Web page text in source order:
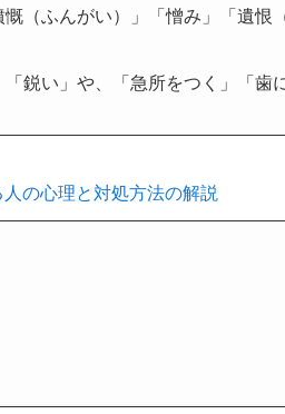
（ふんがい）」「憎み」「遺恨
鋭い」や、「急所をつく」「歯
の心理と対処方法の解説